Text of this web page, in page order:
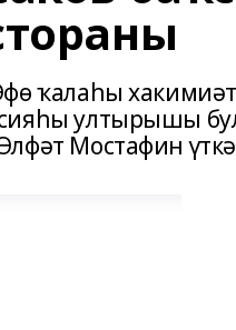
ҡалаһы
ултырышы
Мостафин